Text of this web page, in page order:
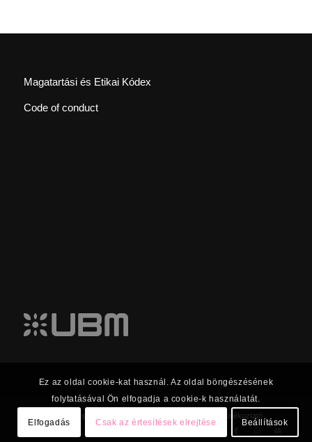
Magatartási és Etikai Kódex
Code of conduct
© 2023 UBM Csoport Befektetői kapcsolatok | Adatkezelési tájékoztató
Ez az oldal cookie-kat használ. Az oldal böngészésének
folytatásával Ön elfogadja a cookie-k használatát.
Elfogadás Csak az értesítések elrejtése Beállítások